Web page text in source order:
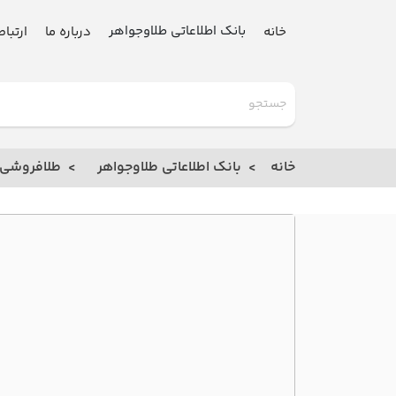
خانه بانک اطلاعاتی طلاوجواهر درباره ما
خانه بانک اطلاعاتی طلاوجواهر طلافروشی